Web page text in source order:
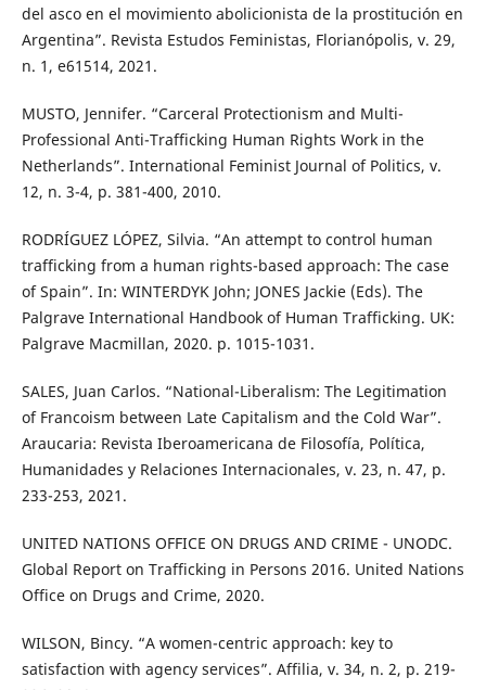
del asco en el movimiento abolicionista de la prostitución en
Argentina”. Revista Estudos Feministas, Florianópolis, v. 29,
n. 1, e61514, 2021.
MUSTO, Jennifer. “Carceral Protectionism and Multi-
Professional Anti-Trafficking Human Rights Work in the
Netherlands”. International Feminist Journal of Politics, v.
12, n. 3-4, p. 381-400, 2010.
RODRÍGUEZ LÓPEZ, Silvia. “An attempt to control human
trafficking from a human rights-based approach: The case
of Spain”. In: WINTERDYK John; JONES Jackie (Eds). The
Palgrave International Handbook of Human Trafficking. UK:
Palgrave Macmillan, 2020. p. 1015-1031.
SALES, Juan Carlos. “National-Liberalism: The Legitimation
of Francoism between Late Capitalism and the Cold War”.
Araucaria: Revista Iberoamericana de Filosofía, Política,
Humanidades y Relaciones Internacionales, v. 23, n. 47, p.
233-253, 2021.
UNITED NATIONS OFFICE ON DRUGS AND CRIME - UNODC.
Global Report on Trafficking in Persons 2016. United Nations
Office on Drugs and Crime, 2020.
WILSON, Bincy. “A women-centric approach: key to
satisfaction with agency services”. Affilia, v. 34, n. 2, p. 219-